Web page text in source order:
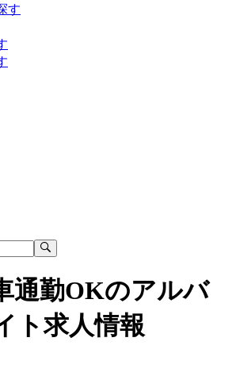
す
通勤OKのアルバ
ト求人情報